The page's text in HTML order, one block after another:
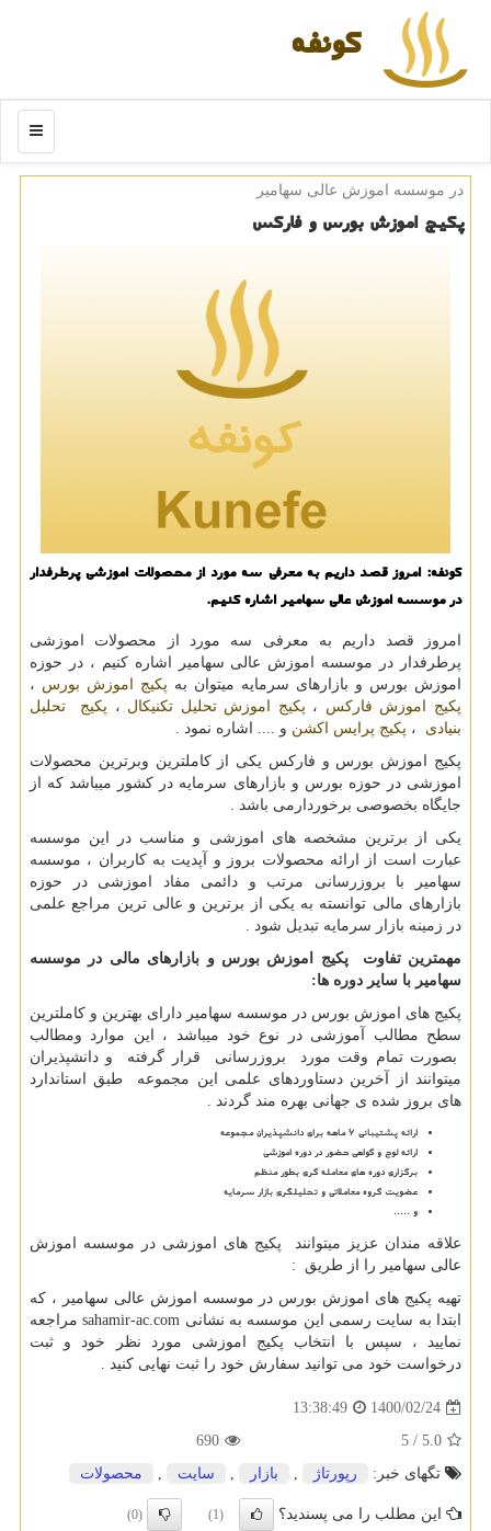
كونفه
منو
در موسسه اموزش عالی سهامیر
پكیج اموزش بورس و فاركس
كونفه: امروز قصد داریم به معرفی سه مورد از محصولات اموزشی پرطرفدار
در موسسه اموزش عالی سهامیر اشاره كنیم.
امروز قصد داریم به معرفی سه مورد از محصولات اموزشی
پرطرفدار در موسسه اموزش عالی سهامیر اشاره کنیم ، در حوزه
اموزش بورس و بازارهای سرمایه میتوان به پکیج اموزش بورس ،
پکیج اموزش فارکس ، پکیج اموزش تحلیل تکنیکال ، پکیج تحلیل
بنیادی ، پکیج پرایس اکشن و .... اشاره نمود .
پکیج اموزش بورس و فارکس یکی از کاملترین وبرترین محصولات
اموزشی در حوزه بورس و بازارهای سرمایه در کشور میباشد که از
جایگاه بخصوصی برخوردارمی باشد .
یکی از برترین مشخصه های اموزشی و مناسب در این موسسه
عبارت است از ارائه محصولات بروز و آپدیت به کاربران ، موسسه
سهامیر با بروزرسانی مرتب و دائمی مفاد اموزشی در حوزه
بازارهای مالی توانسته به یکی از برترین و عالی ترین مراجع علمی
در زمینه بازار سرمایه تبدیل شود .
مهمترین تفاوت پکیج اموزش بورس و بازارهای مالی در موسسه
سهامیر با سایر دوره ها:
پکیج های اموزش بورس در موسسه سهامیر دارای بهترین و کاملترین
سطح مطالب آموزشی در نوع خود میباشد ، این موارد ومطالب
بصورت تمام وقت مورد بروزرسانی قرار گرفته و دانشپذیران
میتوانند از آخرین دستاوردهای علمی این مجموعه طبق استاندارد
های بروز شده ی جهانی بهره مند گردند .
ارائه پشتیبانی 6 ماهه برای دانشپذیران مجموعه
ارائه لوح و گواهی حضور در دوره اموزشی
برگزاری دوره های معامله گری بطور منظم
عضویت گروه معاملاتی و تحلیلگری بازار سرمایه
و .....
علاقه مندان عزیز میتوانند پکیج های اموزشی در موسسه اموزش
عالی سهامیر را از طریق :
تهیه پکیج های اموزش بورس در موسسه اموزش عالی سهامیر ، که
ابتدا به سایت رسمی این موسسه به نشانی sahamir-ac.comمراجعه
نمایید ، سپس با انتخاب پکیج اموزشی مورد نظر خود و ثبت
درخواست خود می توانید سفارش خود را ثبت نهایی کنید .
1400/02/24
13:38:49
5.0
/ 5
690
تگهای خبر:
رپورتاژ , بازار , سایت , محصولات
این مطلب را می پسندید؟ (1)
(0)